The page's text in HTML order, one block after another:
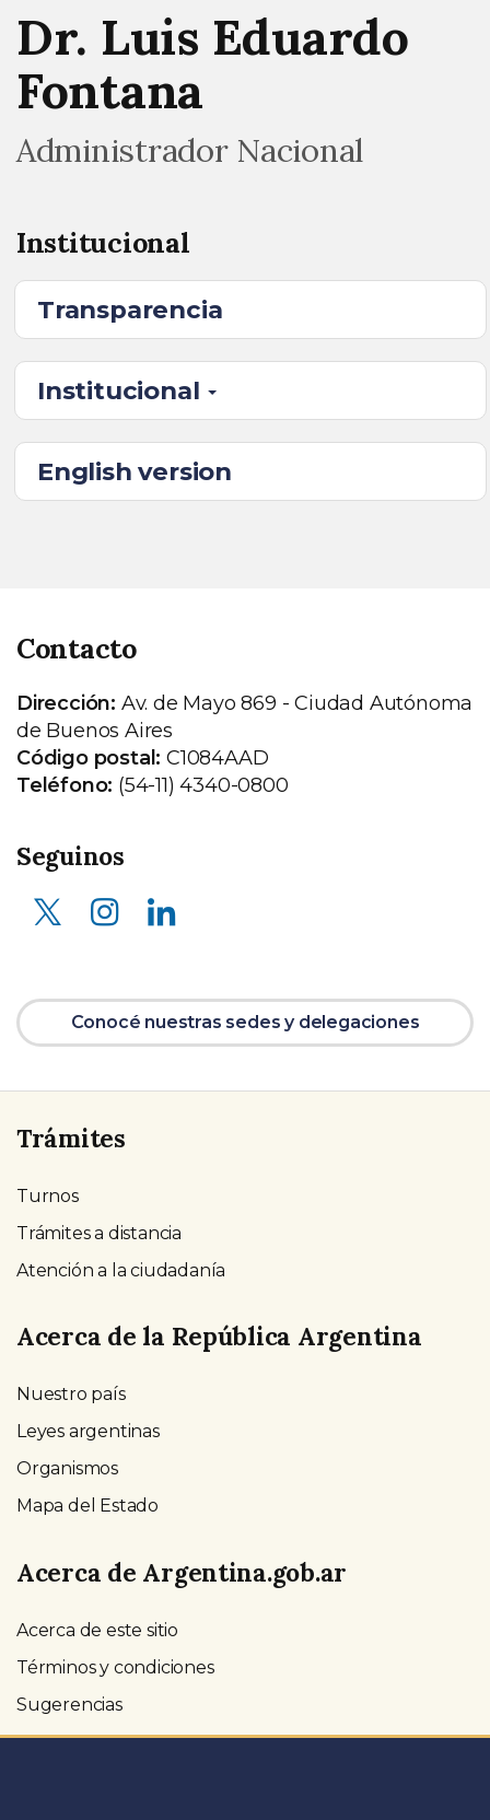
Dr. Luis Eduardo
Fontana
Administrador Nacional
Institucional
Transparencia
Institucional
English version
Contacto
Dirección: Av. de Mayo 869 - Ciudad Autónoma
de Buenos Aires
Código postal: C1084AAD
Teléfono: (54-11) 4340-0800
Seguinos
X (ex Twitter) Instagram LinkedIn
Conocé nuestras sedes y delegaciones
Trámites
Turnos
Trámites a distancia
Atención a la ciudadanía
Acerca de la República Argentina
Nuestro país
Leyes argentinas
Organismos
Mapa del Estado
Acerca de Argentina.gob.ar
Acerca de este sitio
Términos y condiciones
Sugerencias